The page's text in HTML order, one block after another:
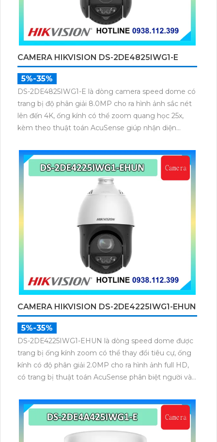
CAMERA HIKVISION DS-2DE4825IWG1-E
5%-35%
DS-2DE4825IWG1-E là dòng camera speed dome có
trang bị độ phân giải 8.0MP cho ra hình ảnh sắc nét
lên đến 4K, ống kính có thể zoom quang học 25x,
kèm theo thuật toán AcuSense giúp nhận diện
ngoại tầm xa lên đến 100m.
CAMERA HIKVISION DS-2DE4225IWG1-EHUN
5%-35%
DS-2DE4225IWG1-EHUN là dòng speed dome được
trang bị ống kính zoom có thể thay đổi tiêu cự, ống
kính có độ phân giải 2.0MP cho ra hình ảnh full HD,
có trang bị thuật toán AcuSense phân biệt người và
chiều, nhìn ban đêm bằng hồng ngoại 100m.